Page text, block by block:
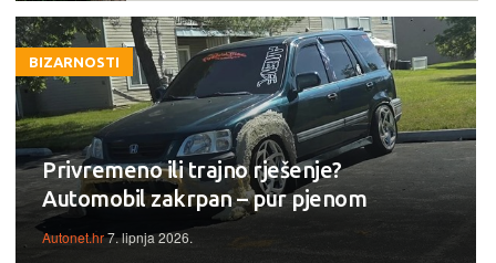
BIZARNOSTI
Privremeno ili trajno rješenje?
Automobil zakrpan – pur pjenom
Autonet.hr7. lipnja 2026.